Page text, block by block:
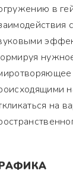
в
на